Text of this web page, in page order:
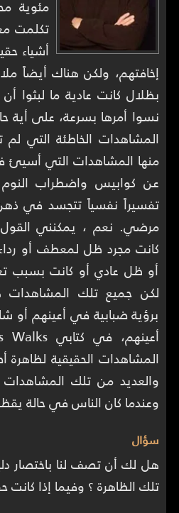
مئوية
تكلمت
أشياء
إخافتهم، ولكن هناك أيضاً
بظلال كانت عادية ما لبثوا أن
نسوا أمرها بسرعة، على أية
المشاهدات الخاطئة التي
منها المشاهدات التي أسيئ
عن كوابيس واضطراب
تفسيراً نفسياً تتجسد في
مرضي. نعم ، يمكنني
كانت مجرد ظل لمعطف أو
أو ظل عادي أو كانت بسبب
لكن جميع تلك
برؤية ضبابية في أعينهم أو
المشاهدات الحقيقية لظاهرة
والعديد من تلك
وعندما كان الناس في حالة
سؤال
هل لك أن تصف لنا باختصار
تلك الظاهرة ؟ وفيما إذا كانت